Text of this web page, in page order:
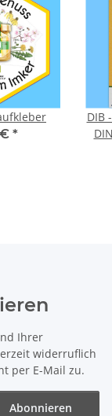
*
DIB - Honig-
Ihrer
widerruflich
per E-Mail zu.
Abonnieren